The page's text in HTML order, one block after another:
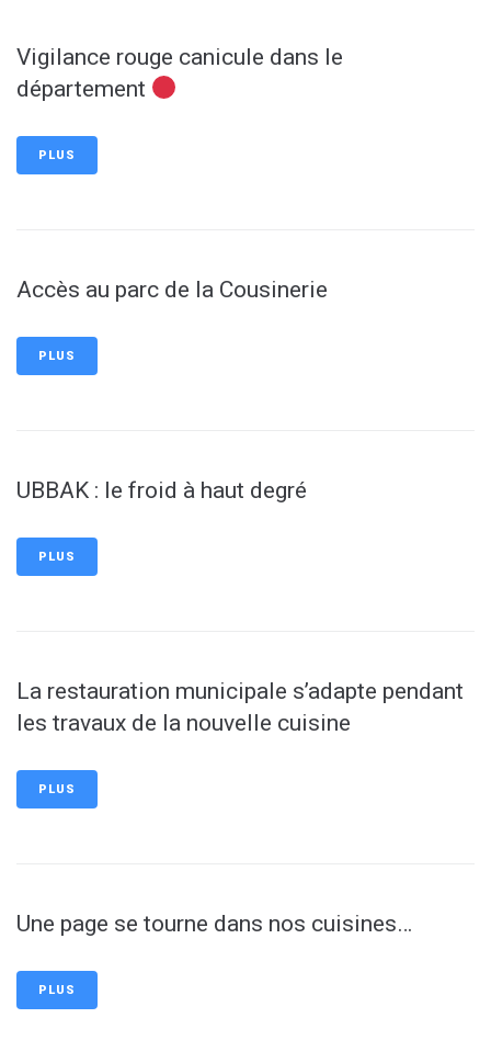
Vigilance rouge canicule dans le
département
PLUS
Accès au parc de la Cousinerie
PLUS
UBBAK : le froid à haut degré
PLUS
La restauration municipale s’adapte pendant
les travaux de la nouvelle cuisine
PLUS
Une page se tourne dans nos cuisines…
PLUS